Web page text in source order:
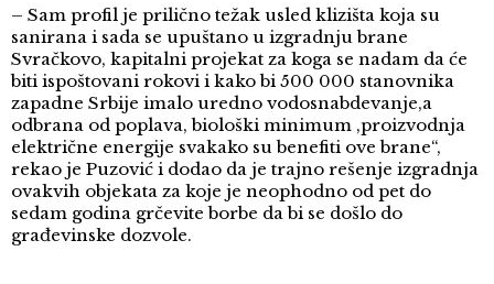
– Sam profil je prilično težak usled klizišta koja su
sanirana i sada se upuštano u izgradnju brane
Svračkovo, kapitalni projekat za koga se nadam da će
biti ispoštovani rokovi i kako bi 500 000 stanovnika
zapadne Srbije imalo uredno vodosnabdevanje,a
odbrana od poplava, biološki minimum ,proizvodnja
električne energije svakako su benefiti ove brane“,
rekao je Puzović i dodao da je trajno rešenje izgradnja
ovakvih objekata za koje je neophodno od pet do
sedam godina grčevite borbe da bi se došlo do
građevinske dozvole.